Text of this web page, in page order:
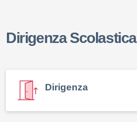
Dirigenza Scolastica
Dirigenza